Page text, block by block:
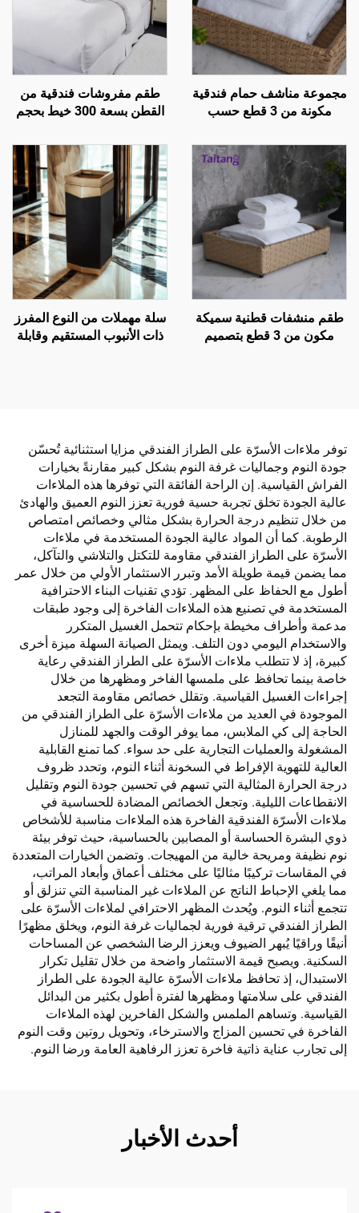
مجموعة مناشف حمام فندقية
مكونة من 3 قطع حسب
بتصميم بلاتيني بوزن 500
غرام/م² و600 غرام/م²،
مناسبة للإقامة الفاخرة
طقم مفروشات فندقية من
القطن بسعة 300 خيط بحجم
الضيوف في الفندق
طقم منشفات قطنية سميكة
مكون من 3 قطع بتصميم
سلة مهملات من النوع المفرز
ذات الأنبوب المستقيم وقابلة
توفر ملاءات الأسرّة على الطراز الفندقي مزايا استثنائية تُحسّن
جودة النوم وجماليات غرفة النوم بشكل كبير مقارنةً بخيارات
الفراش القياسية. إن الراحة الفائقة التي توفرها هذه الملاءات
عالية الجودة تخلق تجربة حسية فورية تعزز النوم العميق والهادئ
من خلال تنظيم درجة الحرارة بشكل مثالي وخصائص امتصاص
الرطوبة. كما أن المواد عالية الجودة المستخدمة في ملاءات
الأسرّة على الطراز الفندقي مقاومة للتكتل والتلاشي والتآكل،
مما يضمن قيمة طويلة الأمد وتبرر الاستثمار الأولي من خلال عمر
أطول مع الحفاظ على المظهر. تؤدي تقنيات البناء الاحترافية
المستخدمة في تصنيع هذه الملاءات الفاخرة إلى وجود طبقات
مدعمة وأطراف مخيطة بإحكام تتحمل الغسيل المتكرر
والاستخدام اليومي دون التلف. ويمثل الصيانة السهلة ميزة أخرى
كبيرة، إذ لا تتطلب ملاءات الأسرّة على الطراز الفندقي رعاية
خاصة بينما تحافظ على ملمسها الفاخر ومظهرها من خلال
إجراءات الغسيل القياسية. وتقلل خصائص مقاومة التجعد
الموجودة في العديد من ملاءات الأسرّة على الطراز الفندقي من
الحاجة إلى كي الملابس، مما يوفر الوقت والجهد للمنازل
المشغولة والعمليات التجارية على حد سواء. كما تمنع القابلية
العالية للتهوية الإفراط في السخونة أثناء النوم، وتحدد ظروف
درجة الحرارة المثالية التي تسهم في تحسين جودة النوم وتقليل
الانقطاعات الليلية. وتجعل الخصائص المضادة للحساسية في
ملاءات الأسرّة الفندقية الفاخرة هذه الملاءات مناسبة للأشخاص
ذوي البشرة الحساسة أو المصابين بالحساسية، حيث توفر بيئة
نوم نظيفة ومريحة خالية من المهيجات. وتضمن الخيارات المتعددة
في المقاسات تركيبًا مثاليًا على مختلف أعماق وأبعاد المراتب،
مما يلغي الإحباط الناتج عن الملاءات غير المناسبة التي تنزلق أو
تتجمع أثناء النوم. ويُحدث المظهر الاحترافي لملاءات الأسرّة على
الطراز الفندقي ترقية فورية لجماليات غرفة النوم، ويخلق مظهرًا
أنيقًا وراقيًا يُبهر الضيوف ويعزز الرضا الشخصي عن المساحات
السكنية. ويصبح قيمة الاستثمار واضحة من خلال تقليل تكرار
الاستبدال، إذ تحافظ ملاءات الأسرّة عالية الجودة على الطراز
الفندقي على سلامتها ومظهرها لفترة أطول بكثير من البدائل
القياسية. وتساهم الملمس والشكل الفاخرين لهذه الملاءات
الفاخرة في تحسين المزاج والاسترخاء، وتحويل روتين وقت النوم
إلى تجارب عناية ذاتية فاخرة تعزز الرفاهية العامة ورضا النوم.
أحدث الأخبار